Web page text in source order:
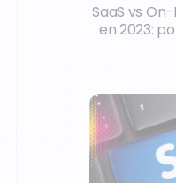
SaaS vs
en 2023: